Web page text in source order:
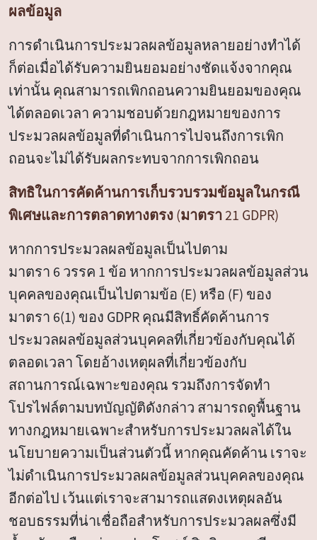
ผลข้อมูล
การดำเนินการประมวลผลข้อมูลหลายอย่างทำได้
ก็ต่อเมื่อได้รับความยินยอมอย่างชัดแจ้งจากคุณ
เท่านั้น คุณสามารถเพิกถอนความยินยอมของคุณ
ได้ตลอดเวลา ความชอบด้วยกฎหมายของการ
ประมวลผลข้อมูลที่ดำเนินการไปจนถึงการเพิก
ถอนจะไม่ได้รับผลกระทบจากการเพิกถอน
สิทธิในการคัดค้านการเก็บรวบรวมข้อมูลในกรณี
พิเศษและการตลาดทางตรง (มาตรา 21 GDPR)
หากการประมวลผลข้อมูลเป็นไปตาม
มาตรา 6 วรรค 1 ข้อ หากการประมวลผลข้อมูลส่วน
บุคคลของคุณเป็นไปตามข้อ (E) หรือ (F) ของ
มาตรา 6(1) ของ GDPR คุณมีสิทธิ์คัดค้านการ
ประมวลผลข้อมูลส่วนบุคคลที่เกี่ยวข้องกับคุณได้
ตลอดเวลา โดยอ้างเหตุผลที่เกี่ยวข้องกับ
สถานการณ์เฉพาะของคุณ รวมถึงการจัดทำ
โปรไฟล์ตามบทบัญญัติดังกล่าว สามารถดูพื้นฐาน
ทางกฎหมายเฉพาะสำหรับการประมวลผลได้ใน
นโยบายความเป็นส่วนตัวนี้ หากคุณคัดค้าน เราจะ
ไม่ดำเนินการประมวลผลข้อมูลส่วนบุคคลของคุณ
อีกต่อไป เว้นแต่เราจะสามารถแสดงเหตุผลอัน
ชอบธรรมที่น่าเชื่อถือสำหรับการประมวลผลซึ่งมี